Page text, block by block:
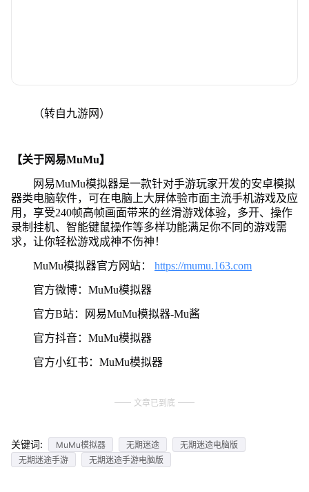
（转自九游网）
【关于网易MuMu】
网易MuMu模拟器是一款针对手游玩家开发的安卓模拟
器类电脑软件，可在电脑上大屏体验市面主流手机游戏及应
用，享受240帧高帧画面带来的丝滑游戏体验，多开、操作
录制挂机、智能键鼠操作等多样功能满足你不同的游戏需
求，让你轻松游戏成神不伤神！
MuMu模拟器官方网站： https://mumu.163.com
官方微博：MuMu模拟器
官方B站：网易MuMu模拟器-Mu酱
官方抖音：MuMu模拟器
官方小红书：MuMu模拟器
文章已到底
关键词: MuMu模拟器 无期迷途
无期迷途电脑版
无期迷途手游
无期迷途手游电脑版